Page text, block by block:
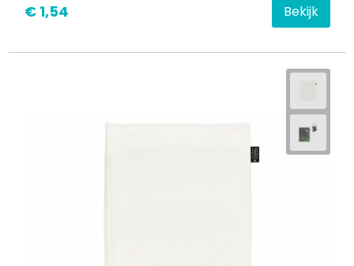
€ 1,54 Bekijk